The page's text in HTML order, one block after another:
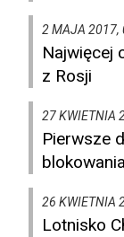
2 MAJA 2017,
Najwięcej
z Rosji
27 KWIETNIA
Pierwsze
26 KWIETNIA
Lotnisko